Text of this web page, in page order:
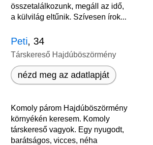
összetalálkozunk, megáll az idő,
a külvilág eltűnik. Szívesen írok...
Peti, 34
Társkereső Hajdúböszörmény
nézd meg az adatlapját
Komoly párom Hajdúböszörmény
környékén keresem. Komoly
társkereső vagyok. Egy nyugodt,
barátságos, vicces, néha